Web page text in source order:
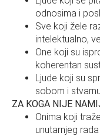
odnosima i
Sve koji žele
intelektualno,
One koji su
koherentan
Ljude koji su
sobom i
ZA KOGA NIJE
Onima koji
unutarnjeg rada